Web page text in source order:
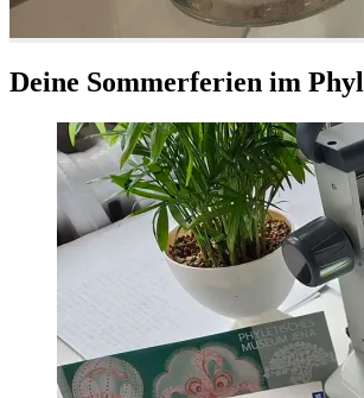
Deine Sommerferien im